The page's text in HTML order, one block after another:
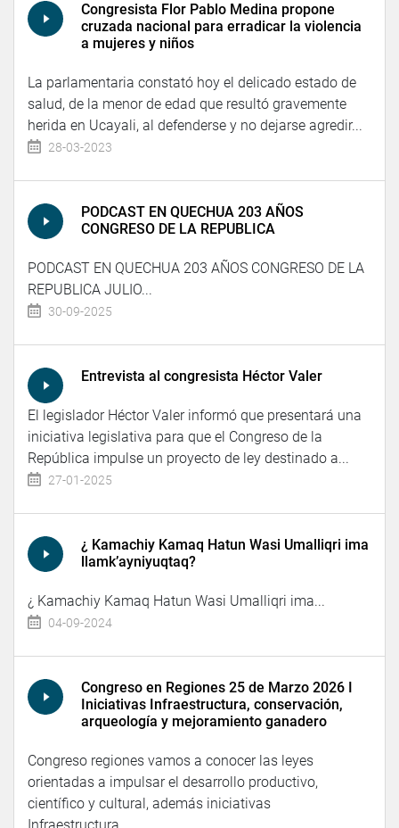
Congresista Flor Pablo Medina propone
cruzada nacional para erradicar la violencia
a mujeres y niños
La parlamentaria constató hoy el delicado estado de
salud, de la menor de edad que resultó gravemente
herida en Ucayali, al defenderse y no dejarse agredir...
28-03-2023
PODCAST EN QUECHUA 203 AÑOS
CONGRESO DE LA REPUBLICA
PODCAST EN QUECHUA 203 AÑOS CONGRESO DE LA
REPUBLICA JULIO...
30-09-2025
Entrevista al congresista Héctor Valer
El legislador Héctor Valer informó que presentará una
iniciativa legislativa para que el Congreso de la
República impulse un proyecto de ley destinado a...
27-01-2025
¿ Kamachiy Kamaq Hatun Wasi Umalliqri ima
llamk’ayniyuqtaq?
¿ Kamachiy Kamaq Hatun Wasi Umalliqri ima...
04-09-2024
Congreso en Regiones 25 de Marzo 2026 I
Iniciativas Infraestructura, conservación,
arqueología y mejoramiento ganadero
Congreso regiones vamos a conocer las leyes
orientadas a impulsar el desarrollo productivo,
científico y cultural, además iniciativas